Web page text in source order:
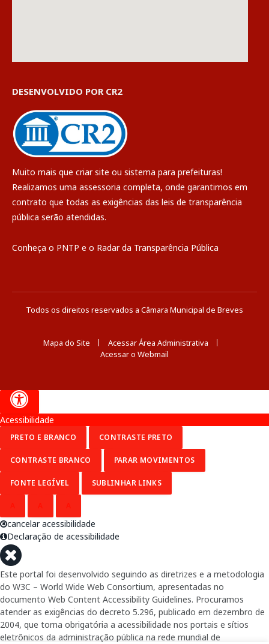
DESENVOLVIDO POR CR2
Muito mais que criar site ou sistema para prefeituras!
Realizamos uma assessoria completa, onde garantimos em
contrato que todas as exigências das leis de transparência
pública serão atendidas.
Conheça o PNTP e o Radar da Transparência Pública
Todos os direitos reservados a Câmara Municipal de Breves
Mapa do Site
Acessar Área Administrativa
Acessar o Webmail
Acessibilidade
PRETO E BRANCO CONTRASTE PRETO
CONTRASTE BRANCO PARAR MOVIMENTOS
FONTE LEGÍVEL SUBLINHAR LINKS
cancelar acessibilidade
Declaração de acessibilidade
Este portal foi desenvolvido seguindo as diretrizes e a metodologia
do W3C – World Wide Web Consortium, apresentadas no
documento Web Content Accessibility Guidelines. Procuramos
atender as exigências do decreto 5.296, publicado em dezembro de
2004, que torna obrigatória a acessibilidade nos portais e sítios
eletrônicos da administração pública na rede mundial de